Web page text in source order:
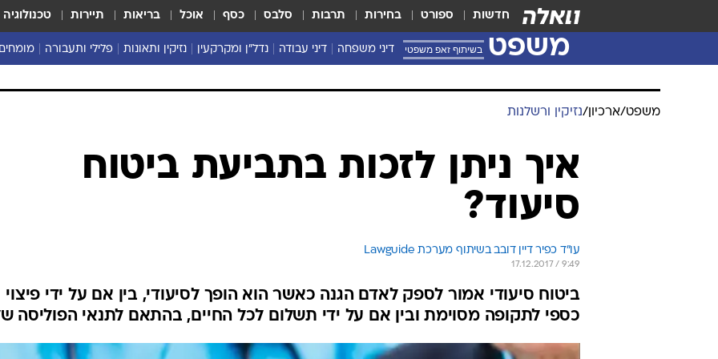
חדשות ספורט בחירות תרבות סלבס כסף אוכל בריאות תיירות טכנולוגיה
משפט בשיתוף זאפ משפטי דיני משפחה דיני עבודה נדל"ן ומקרקעין נזיקין ותאונות פלילי ותעבורה מומחים
משפט/ארכיון /נזיקין ורשלנות
איך ניתן לזכות בתביעת ביטוח
סיעוד?
עו"ד כפיר דיין דובב בשיתוף מערכת Lawguide
17.12.2017 / 9:49
ביטוח סיעודי אמור לספק לאדם הגנה כאשר הוא הופך לסיעודי, בין אם על ידי פיצוי
כספי לתקופה מסוימת ובין אם על ידי תשלום לכל החיים, בהתאם לתנאי הפוליסה